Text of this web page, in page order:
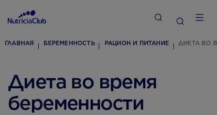
ГЛАВНАЯ БЕРЕМЕННОСТЬ РАЦИОН И ПИТАНИЕ ДИЕТА ВО
Диета во время
беременности